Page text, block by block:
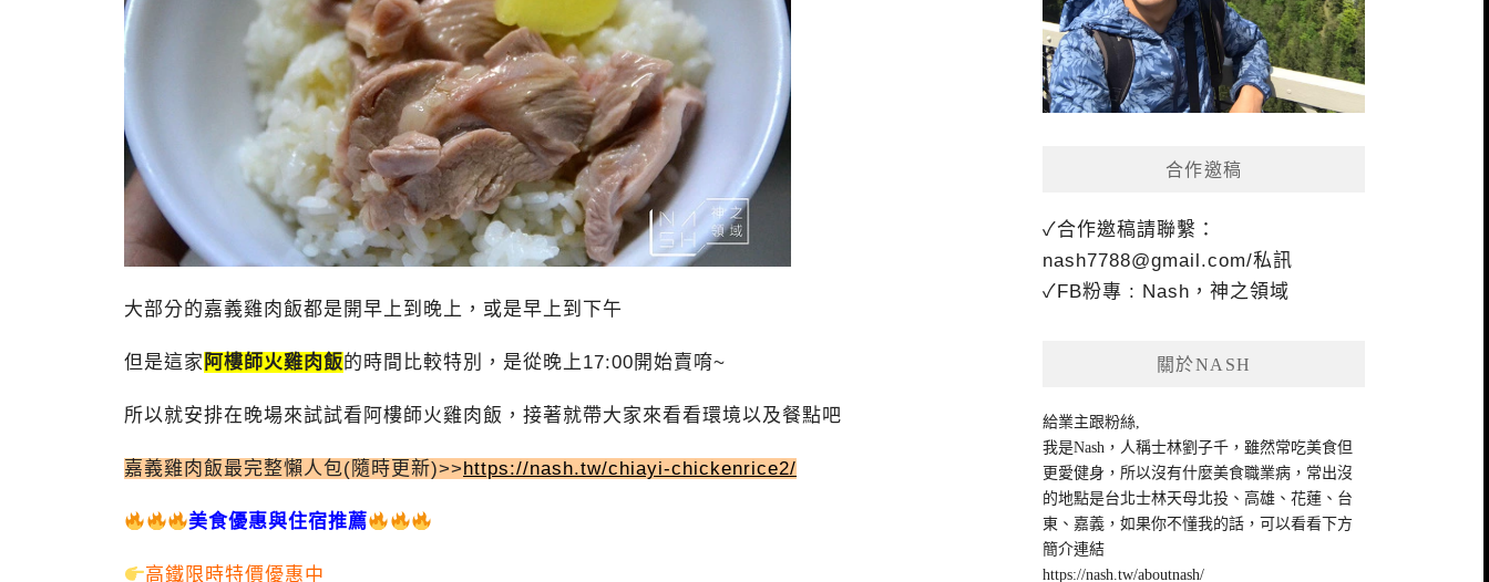
大部分的嘉義雞肉飯都是開早上到晚上，或是早上到下午
但是這家 阿樓師火雞肉飯的時間比較特別，是從晚上17:00開始賣唷~
所以就安排在晚場來試試看阿樓師火雞肉飯，接著就帶大家來看看環境以及餐點吧
嘉義雞肉飯最完整懶人包(隨時更新)>> https://nash.tw/chiayi-chickenrice2/
美食優惠與住宿推薦
高鐵限時特價優惠中
合作邀稿
✓合作邀稿請聯繫：
nash7788@gmail.com/私訊
✓FB粉專 : Nash，神之領域
關於NASH
給業主跟粉絲,
我是Nash，人稱士林劉子千，雖然常吃美食但
更愛健身，所以沒有什麼美食職業病，常出沒
的地點是台北士林天母北投、高雄、花蓮、台
東、嘉義，如果你不懂我的話，可以看看下方
簡介連結
https://nash.tw/aboutnash/